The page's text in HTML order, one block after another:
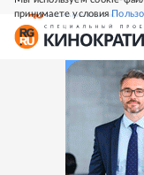
принимаете условия
СВЕЖИЙ НОМЕР